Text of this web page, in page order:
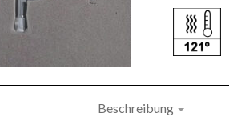
Beschreibung